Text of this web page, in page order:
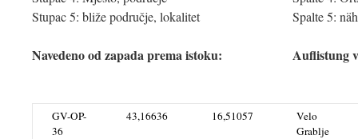
Stupac 5: bliže područje, lokalitet
Navedeno od zapada prema istoku:
Spalte 5:
Auflistung
GV-OP-
36
43,16636 16,51057
Velo
Grablje